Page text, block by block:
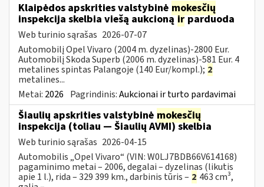
Klaipėdos apskrities valstybinė mokesčių
inspekcija skelbia viešą aukcionąirparduoda
Web turinio sąrašas 2026-07-07
Automobilį Opel Vivaro (2004 m. dyzelinas)-2800 Eur.
Automobilį Skoda Superb (2006 m. dyzelinas)-581 Eur. 4
metalines spintas Palangoje (140 Eur/kompl.); 2
metalines...
Metai: 2026 Pagrindinis:Aukcionai ir turto pardavimai
Šiaulių apskrities valstybinė mokesčių
inspekcija (toliau — Šiaulių AVMI) skelbia
Web turinio sąrašas 2026-04-15
Automobilis „Opel Vivaro“ (VIN: W0LJ7BDB66V614168)
pagaminimo metai – 2006, degalai – dyzelinas (likutis
apie 1 l.), rida – 329 399 km., darbinis tūris – 2 463 cm³,